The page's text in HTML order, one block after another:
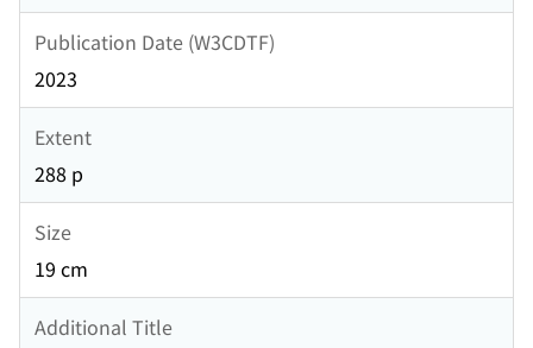
Publication Date (W3CDTF)
2023
Extent
288 p
Size
19 cm
Additional Title